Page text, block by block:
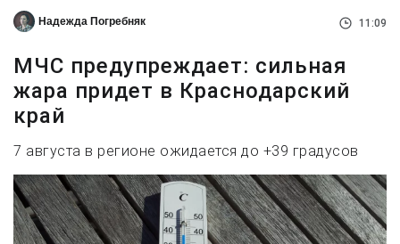
Надежда Погребняк 11:09
МЧС предупреждает: сильная
жара придет в Краснодарский
край
7 августа в регионе ожидается до +39 градусов